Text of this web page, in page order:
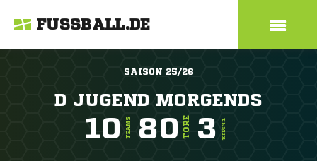
FUSSBALL.DE
SAISON 25/26
D JUGEND MORGENDS
10 TEAMS 80 TORE 3 TORE/SPIEL